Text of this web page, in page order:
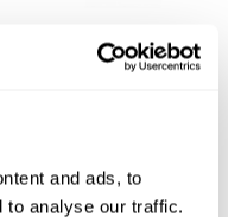
and ads, to
to analyse our traffic.